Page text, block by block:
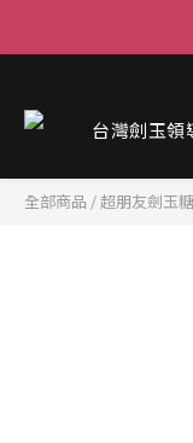
台灣劍玉領
全部商品 /超朋友劍玉